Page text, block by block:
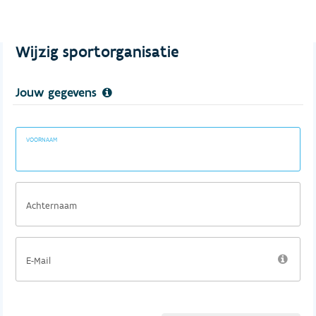
Wijzig sportorganisatie
Jouw gegevens
VOORNAAM
Achternaam
E-Mail